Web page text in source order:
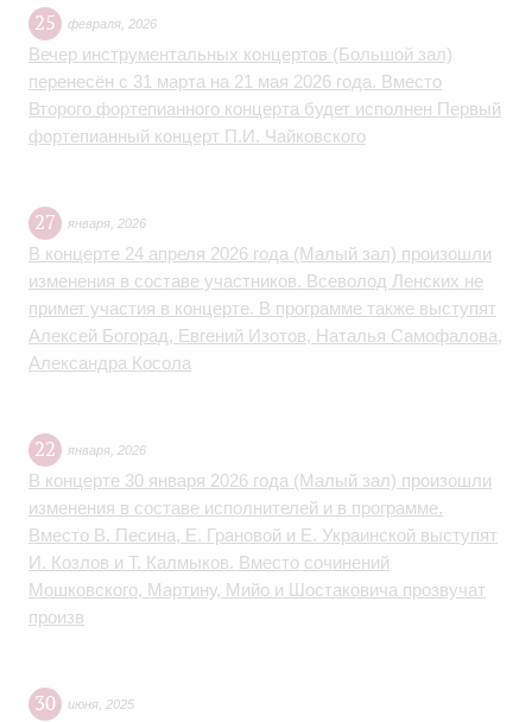
25 февраля 2026
Вечер инструментальных концертов (Большой зал)
перенесён с 31 марта на 21 мая 2026 года. Вместо
Второго фортепианного концерта будет исполнен Первый
фортепианный концерт П.И. Чайковского
27 января 2026
В концерте 24 апреля 2026 года (Малый зал) произошли
изменения в составе участников. Всеволод Ленских не
примет участия в концерте. В программе также выступят
Алексей Богорад, Евгений Изотов, Наталья Самофалова,
Александра Косола
22 января 2026
В концерте 30 января 2026 года (Малый зал) произошли
изменения в составе исполнителей и в программе.
Вместо В. Песина, Е. Грановой и Е. Украинской выступят
И. Козлов и Т. Калмыков. Вместо сочинений
Мошковского, Мартину, Мийо и Шостаковича прозвучат
произв
30 июня 2025